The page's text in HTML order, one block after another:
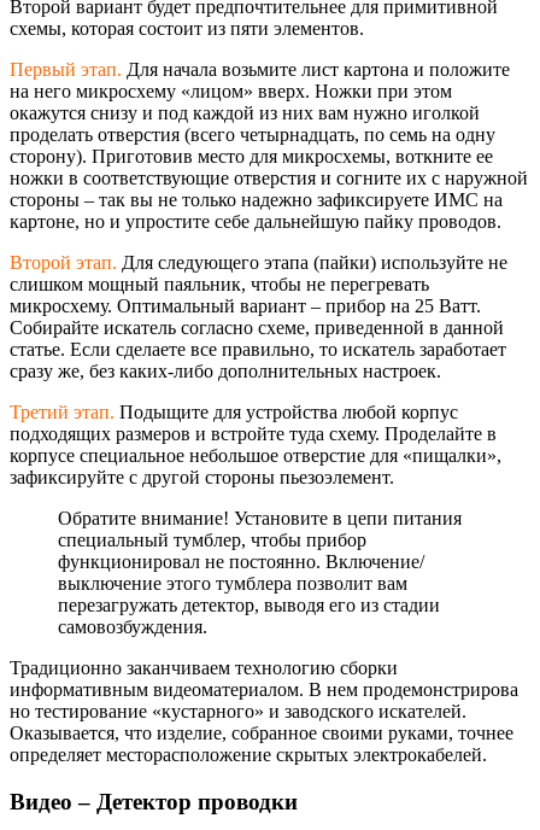
Второй вариант будет предпочтительнее для примитивной
схемы, которая состоит из пяти элементов.
Первый этап. Для начала возьмите лист картона и положите
на него микросхему «лицом» вверх. Ножки при этом
окажутся снизу и под каждой из них вам нужно иголкой
проделать отверстия (всего четырнадцать, по семь на одну
сторону). Приготовив место для микросхемы, воткните ее
ножки в соответствующие отверстия и согните их с наружной
стороны – так вы не только надежно зафиксируете ИМС на
картоне, но и упростите себе дальнейшую пайку проводов.
Второй этап. Для следующего этапа (пайки) используйте не
слишком мощный паяльник, чтобы не перегревать
микросхему. Оптимальный вариант – прибор на 25 Ватт.
Собирайте искатель согласно схеме, приведенной в данной
статье. Если сделаете все правильно, то искатель заработает
сразу же, без каких-либо дополнительных настроек.
Третий этап. Подыщите для устройства любой корпус
подходящих размеров и встройте туда схему. Проделайте в
корпусе специальное небольшое отверстие для «пищалки»,
зафиксируйте с другой стороны пьезоэлемент.
Обратите внимание! Установите в цепи питания
специальный тумблер, чтобы прибор
функционировал не постоянно. Включение/
выключение этого тумблера позволит вам
перезагружать детектор, выводя его из стадии
самовозбуждения.
Традиционно заканчиваем технологию сборки
информативным видеоматериалом. В нем продемонстрирова
но тестирование «кустарного» и заводского искателей.
Оказывается, что изделие, собранное своими руками, точнее
определяет месторасположение скрытых электрокабелей.
Видео – Детектор проводки